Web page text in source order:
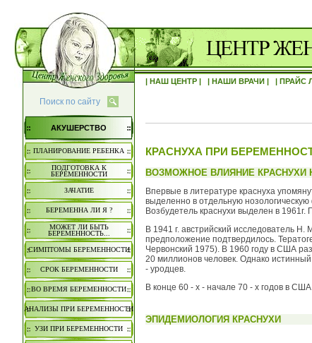
| НАШ ЦЕНТР | | НАШИ ВРАЧИ | | ПРАЙС
Поиск по сайту
АКУШЕРСТВО
ПЛАНИРОВАНИЕ РЕБЕНКА
ПОДГОТОВКА К
БЕРЕМЕННОСТИ
ЗАЧАТИЕ
БЕРЕМЕННА ЛИ Я ?
МОЖЕТ ЛИ БЫТЬ
БЕРЕМЕННОСТЬ...
СИМПТОМЫ БЕРЕМЕННОСТИ
СРОК БЕРЕМЕННОСТИ
ВО ВРЕМЯ БЕРЕМЕННОСТИ
АНАЛИЗЫ ПРИ БЕРЕМЕННОСТИ
УЗИ ПРИ БЕРЕМЕННОСТИ
КРАСНУХА ПРИ
ВОЗМОЖНОЕ ВЛИЯНИЕ КРАСНУХИ
Впервые в литературе краснуха
выделенно в отдельную
Возбудетель краснухи выделен в
В 1941 г. австрийский исследователь
предположение подтвердилось.
Червонский 1975). В 1960 году в США
20 миллионов человек. Однако
- уродцев.
В конце 60 - х - начале 70 - х годов в
ЭПИДЕМИОЛОГИЯ КРАСНУХИ